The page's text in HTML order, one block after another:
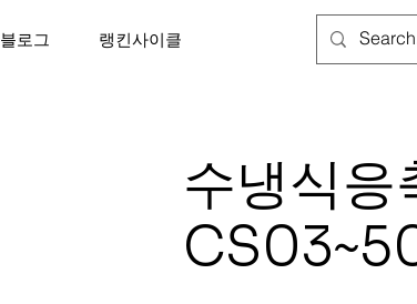
블로그 랭킨사이클
수냉식응